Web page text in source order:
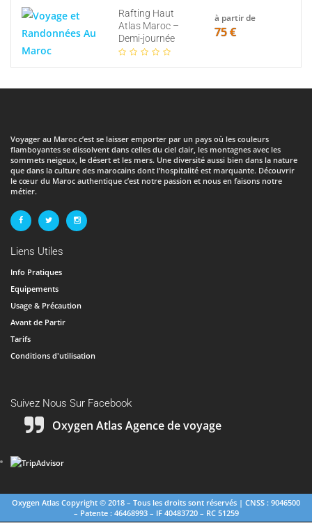
Rafting Haut
Atlas Maroc –
Demi-journée
à partir de
75 €
Voyager au Maroc c’est se laisser emporter par un pays où les couleurs
flamboyantes se dissolvent dans celles du ciel clair, les montagnes avec les
sommets neigeux, le désert et les mers. Une diversité aussi bien dans la nature
que dans la culture des marocains dont l’hospitalité est marquante. Découvrir
le cœur du Maroc authentique c’est notre passion et nous en faisons notre
métier.
Liens Utiles
Info Pratiques
Equipements
Usage & Précaution
Avant de Partir
Tarifs
Conditions d'utilisation
Suivez Nous Sur Facebook
Oxygen Atlas Agence de voyage
Oxygen Atlas Copyright © 2018 – Tous les droits sont réservés | CNSS : 9046500
– Patente : 46468993 – IF 40483720 – RC 51259